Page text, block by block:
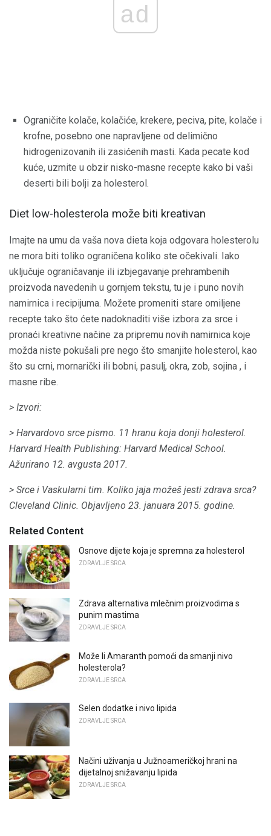
ad
Ograničite kolače, kolačiće, krekere, peciva, pite, kolače i
krofne, posebno one napravljene od delimično
hidrogenizovanih ili zasićenih masti. Kada pecate kod
kuće, uzmite u obzir nisko-masne recepte kako bi vaši
deserti bili bolji za holesterol.
Diet low-holesterola može biti kreativan
Imajte na umu da vaša nova dieta koja odgovara holesterolu
ne mora biti toliko ograničena koliko ste očekivali. Iako
uključuje ograničavanje ili izbjegavanje prehrambenih
proizvoda navedenih u gornjem tekstu, tu je i puno novih
namirnica i recipijuma. Možete promeniti stare omiljene
recepte tako što ćete nadoknaditi više izbora za srce i
pronaći kreativne načine za pripremu novih namirnica koje
možda niste pokušali pre nego što smanjite holesterol, kao
što su crni, mornarički ili bobni, pasulj, okra, zob, sojina , i
masne ribe.
> Izvori:
> Harvardovo srce pismo. 11 hranu koja donji holesterol.
Harvard Health Publishing: Harvard Medical School.
Ažurirano 12. avgusta 2017.
> Srce i Vaskularni tim. Koliko jaja možeš jesti zdrava srca?
Cleveland Clinic. Objavljeno 23. januara 2015. godine.
Related Content
Osnove dijete koja je spremna za holesterol
ZDRAVLJE SRCA
Zdrava alternativa mlečnim proizvodima s
punim mastima
ZDRAVLJE SRCA
Može li Amaranth pomoći da smanji nivo
holesterola?
ZDRAVLJE SRCA
Selen dodatke i nivo lipida
ZDRAVLJE SRCA
Načini uživanja u Južnoameričkoj hrani na
dijetalnoj snižavanju lipida
ZDRAVLJE SRCA